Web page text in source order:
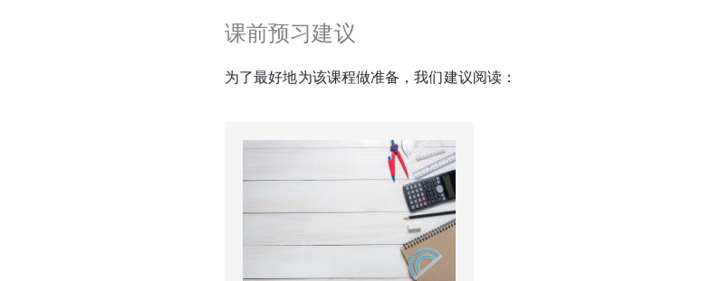
课前预习建议
为了最好地为该课程做准备，我们建议阅读：